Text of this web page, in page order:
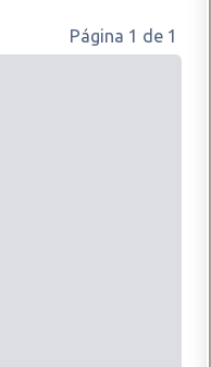
Página 1 de 1